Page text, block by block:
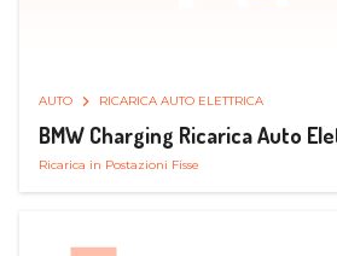
AUTO RICARICA AUTO ELETTRICA
BMW Charging Ricarica Auto
Ricarica in Postazioni Fisse